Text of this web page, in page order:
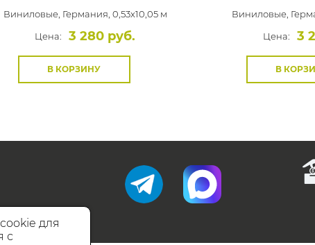
Виниловые, Германия, 0,53x10,05 м
Цена:
3 280 руб.
В КОРЗИНУ
Виниловые,
Цена:
3
В
для
с